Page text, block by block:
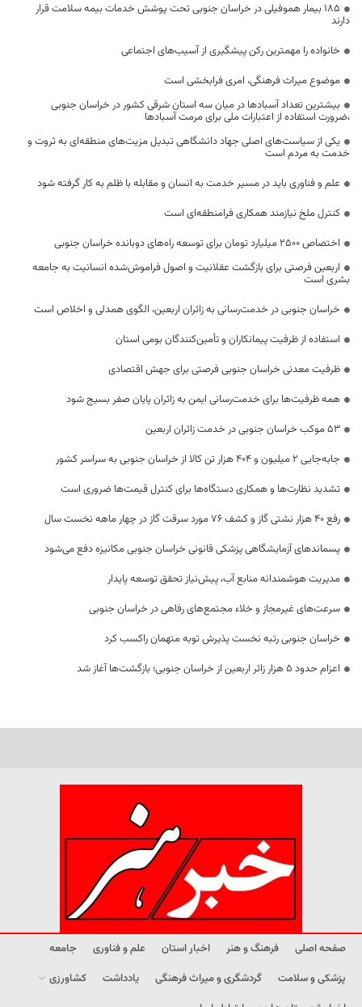
۱۸۵ بیمار هموفیلی در خراسان جنوبی تحت پوشش خدمات بیمه سلامت قرار
دارند
خانواده را مهمترین رکن پیشگیری از آسیب‌های اجتماعی
موضوع میراث فرهنگی، امری فرابخشی است
بیشترین تعداد آسبادها در میان سه استان شرقی کشور در خراسان جنوبی
،ضرورت استفاده از اعتبارات ملی برای مرمت آسبادها
یکی از سیاست‌های اصلی جهاد دانشگاهی تبدیل مزیت‌های منطقه‌ای به ثروت و
خدمت به مردم است
علم و فناوری باید در مسیر خدمت به انسان و مقابله با ظلم به کار گرفته شود
کنترل ملخ نیازمند همکاری فرامنطقه‌ای است
اختصاص 2500 میلیارد تومان برای توسعه راه‌های دوبانده خراسان جنوبی
اربعین فرصتی برای بازگشت عقلانیت و اصول فراموش‌شده انسانیت به جامعه
بشری است
خراسان جنوبی در خدمت‌رسانی به زائران اربعین، الگوی همدلی و اخلاص است
استفاده از ظرفیت پیمانکاران و تأمین‌کنندگان بومی استان
ظرفیت معدنی خراسان جنوبی فرصتی برای جهش اقتصادی
همه ظرفیت‌ها برای خدمت‌رسانی ایمن به زائران پایان صفر بسیج شود
53 موکب خراسان جنوبی در خدمت زائران اربعین
جابه‌جایی 2 میلیون و 404 هزار تن کالا از خراسان جنوبی به سراسر کشور
تشدید نظارت‌ها و همکاری دستگاه‌ها برای کنترل قیمت‌ها ضروری است
رفع 40 هزار نشتی گاز و کشف 76 مورد سرقت گاز در چهار ماهه نخست سال
پسماندهای آزمایشگاهی پزشکی قانونی خراسان جنوبی مکانیزه دفع می‌شود
مدیریت هوشمندانه منابع آب، پیش‌نیاز تحقق توسعه پایدار
سرعت‌های غیرمجاز و خلاء مجتمع‌های رفاهی در خراسان جنوبی
خراسان جنوبی رتبه نخست پذیرش توبه متهمان راکسب کرد
اعزام حدود 5 هزار زائر اربعین از خراسان جنوبی؛ بازگشت‌ها آغاز شد
صفحه اصلی فرهنگ و هنر اخبار استان علم و فناوری
جامعه
پزشکی و سلامت
گردشگری و میراث فرهنگی یادداشت
کشاورزی